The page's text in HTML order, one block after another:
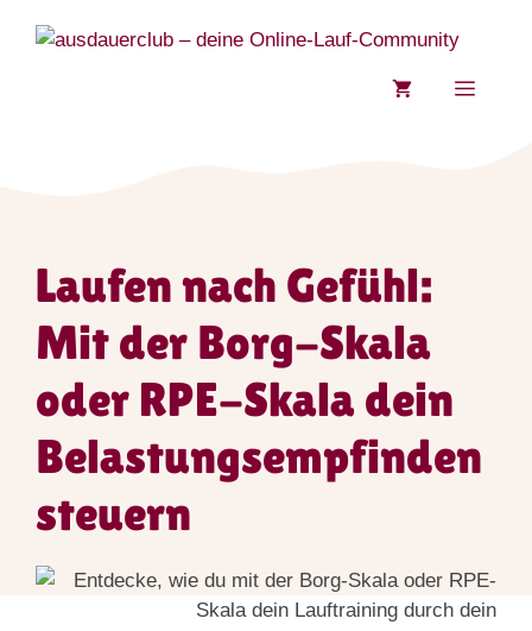
Inhalt
MENÜ
Laufen nach Gefühl:
Mit der Borg-Skala
oder RPE-Skala dein
Belastungsempfinden
steuern